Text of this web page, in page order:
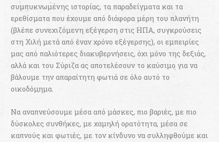
συμπυκνωμένης ιστορίας, τα παραδείγματα και τα
ερεθίσματα που έχουμε από διάφορα μέρη του πλανήτη
(βλέπε συνεχιζόμενη εξέγερση στις ΗΠΑ, συγκρούσεις
στη Χιλή μετά από έναν χρόνο εξέγερσης), οι εμπειρίες
μας από παλιότερες διακυβερνήσεις, όχι μόνο της δεξιάς,
αλλά και του Σύριζα ας αποτελέσουν το καύσιμο για να
βάλουμε την απαραίτητη φωτιά σε όλο αυτό το
οικοδόμημα.
Να αναπνεύσουμε μέσα από μάσκες, πιο βαριές, με πιο
δύσκολες συνθήκες, με χαμηλή ορατότητα, μέσα σε
καπνούς και φωτιές, με τον κίνδυνο να συλληφθούμε και